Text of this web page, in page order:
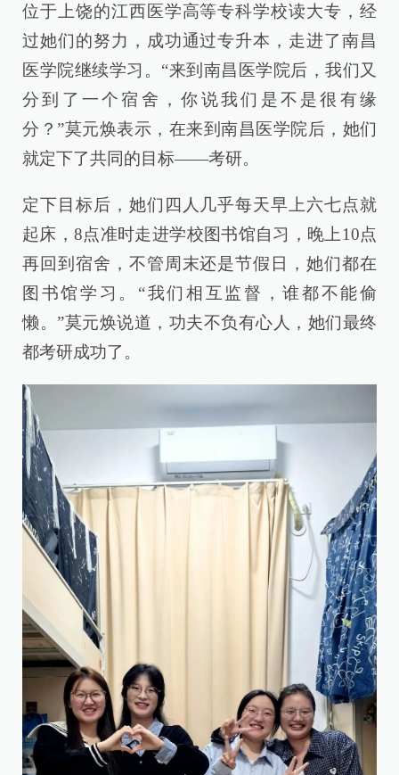
位于上饶的江西医学高等专科学校读大专，经
过她们的努力，成功通过专升本，走进了南昌
医学院继续学习。“来到南昌医学院后，我们又
分到了一个宿舍，你说我们是不是很有缘
分？”莫元焕表示，在来到南昌医学院后，她们
就定下了共同的目标——考研。
定下目标后，她们四人几乎每天早上六七点就
起床，8点准时走进学校图书馆自习，晚上10点
再回到宿舍，不管周末还是节假日，她们都在
图书馆学习。“我们相互监督，谁都不能偷
懒。”莫元焕说道，功夫不负有心人，她们最终
都考研成功了。